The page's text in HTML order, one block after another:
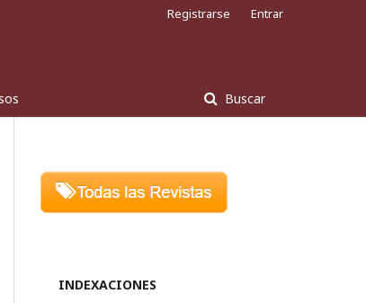
Buscar
Registrarse Entrar
INDEXACIONES